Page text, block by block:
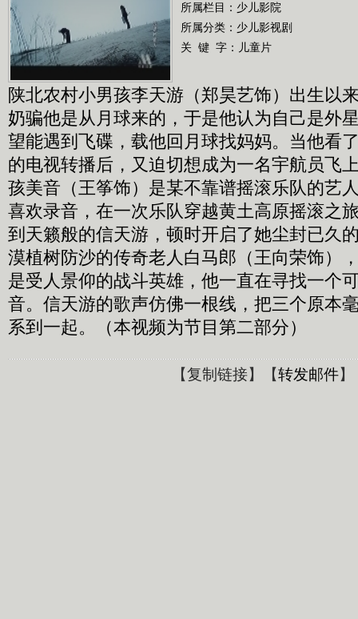
所属栏目： 少儿影院
所属分类：少儿影视剧
关 键 字： 儿童片
陕北农村小男孩李天游（郑昊艺饰）出生以
奶骗他是从月球来的，于是他认为自己是外
望能遇到飞碟，载他回月球找妈妈。当他看
的电视转播后，又迫切想成为一名宇航员飞
孩美音（王筝饰）是某不靠谱摇滚乐队的艺
喜欢录音，在一次乐队穿越黄土高原摇滚之
到天籁般的信天游，顿时开启了她尘封已久
漠植树防沙的传奇老人白马郎（王向荣饰）
是受人景仰的战斗英雄，他一直在寻找一个
音。信天游的歌声仿佛一根线，把三个原本
系到一起。（本视频为节目第二部分）
【复制链接】【转发邮件】